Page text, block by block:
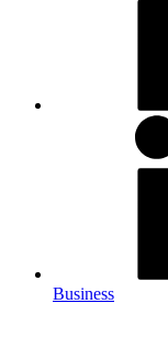
Business